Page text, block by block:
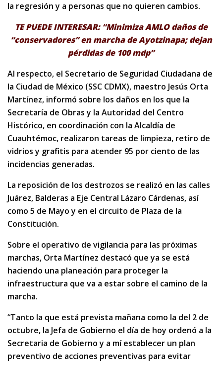
la regresión y a personas que no quieren cambios.
TE PUEDE INTERESAR: “Minimiza AMLO daños de
“conservadores” en marcha de Ayotzinapa; dejan
pérdidas de 100 mdp”
Al respecto, el Secretario de Seguridad Ciudadana de
la Ciudad de México (SSC CDMX), maestro Jesús Orta
Martínez, informó sobre los daños en los que la
Secretaría de Obras y la Autoridad del Centro
Histórico, en coordinación con la Alcaldía de
Cuauhtémoc, realizaron tareas de limpieza, retiro de
vidrios y grafitis para atender 95 por ciento de las
incidencias generadas.
La reposición de los destrozos se realizó en las calles
Juárez, Balderas a Eje Central Lázaro Cárdenas, así
como 5 de Mayo y en el circuito de Plaza de la
Constitución.
Sobre el operativo de vigilancia para las próximas
marchas, Orta Martínez destacó que ya se está
haciendo una planeación para proteger la
infraestructura que va a estar sobre el camino de la
marcha.
“Tanto la que está prevista mañana como la del 2 de
octubre, la Jefa de Gobierno el día de hoy ordenó a la
Secretaria de Gobierno y a mí establecer un plan
preventivo de acciones preventivas para evitar